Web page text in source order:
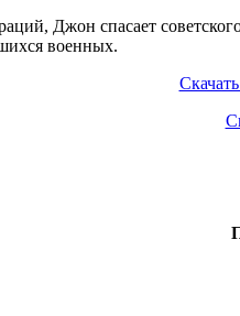
Джон спасает
военных.